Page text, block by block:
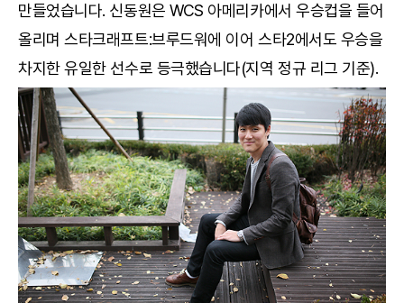
만들었습니다. 신동원은 WCS 아메리카에서 우승컵을 들어
올리며 스타크래프트:브루드워에 이어 스타2에서도 우승을
차지한 유일한 선수로 등극했습니다(지역 정규 리그 기준).